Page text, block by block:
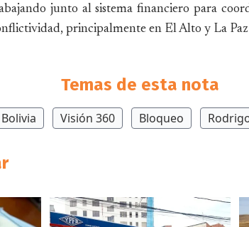
junto al sistema financiero para
principalmente en El Alto y La
Temas de esta nota
Bolivia Visión 360 Bloqueo